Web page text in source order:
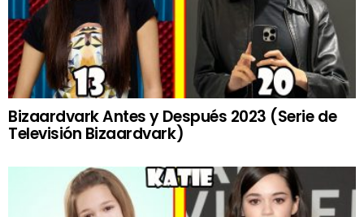
Bizaardvark Antes y Después 2023 (Serie de
Televisión Bizaardvark)